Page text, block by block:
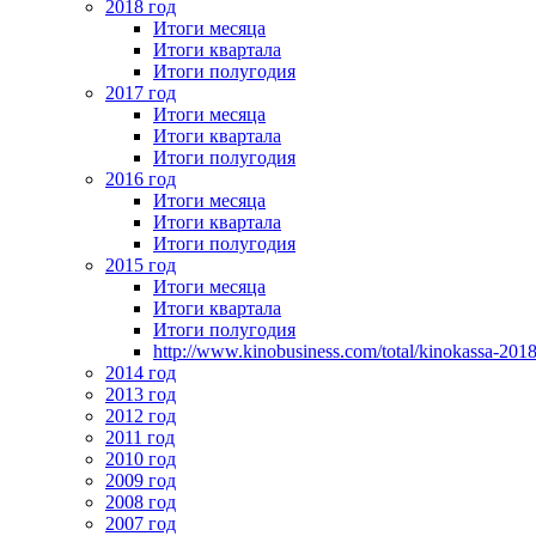
2018 год
Итоги месяца
Итоги квартала
Итоги полугодия
2017 год
Итоги месяца
Итоги квартала
Итоги полугодия
2016 год
Итоги месяца
Итоги квартала
Итоги полугодия
2015 год
Итоги месяца
Итоги квартала
Итоги полугодия
http://www.kinobusiness.com/total/kinokassa-
2014 год
2013 год
2012 год
2011 год
2010 год
2009 год
2008 год
2007 год